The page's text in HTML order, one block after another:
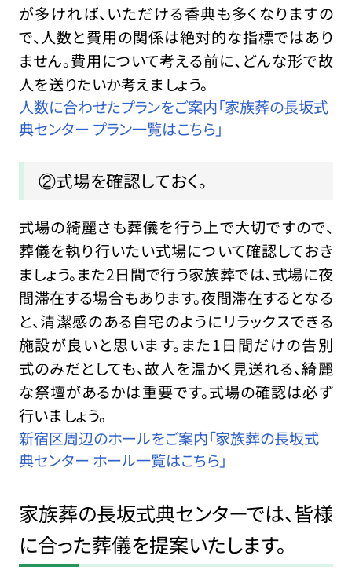
が多ければ、いただける香典も多くなりますの
で、人数と費用の関係は絶対的な指標ではあり
ません。費用について考える前に、どんな形で故
人を送りたいか考えましょう。
人数に合わせたプランをご案内「家族葬の長坂式
典センター プラン一覧はこちら」
②式場を確認しておく。
式場の綺麗さも葬儀を行う上で大切ですので、
葬儀を執り行いたい式場について確認しておき
ましょう。また2日間で行う家族葬では、式場に夜
間滞在する場合もあります。夜間滞在するとなる
と、清潔感のある自宅のようにリラックスできる
施設が良いと思います。また1日間だけの告別
式のみだとしても、故人を温かく見送れる、綺麗
な祭壇があるかは重要です。式場の確認は必ず
行いましょう。
新宿区周辺のホールをご案内「家族葬の長坂式
典センター ホール一覧はこちら」
家族葬の長坂式典センターでは、皆様
に合った葬儀を提案いたします。